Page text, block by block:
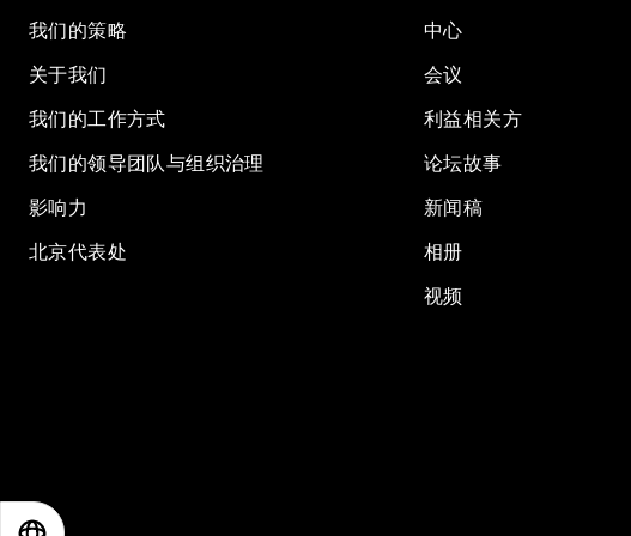
我们的策略
关于我们
我们的工作方式
我们的领导团队与组织治理
影响力
北京代表处
中心
会议
利益相关方
论坛故事
新闻稿
相册
视频